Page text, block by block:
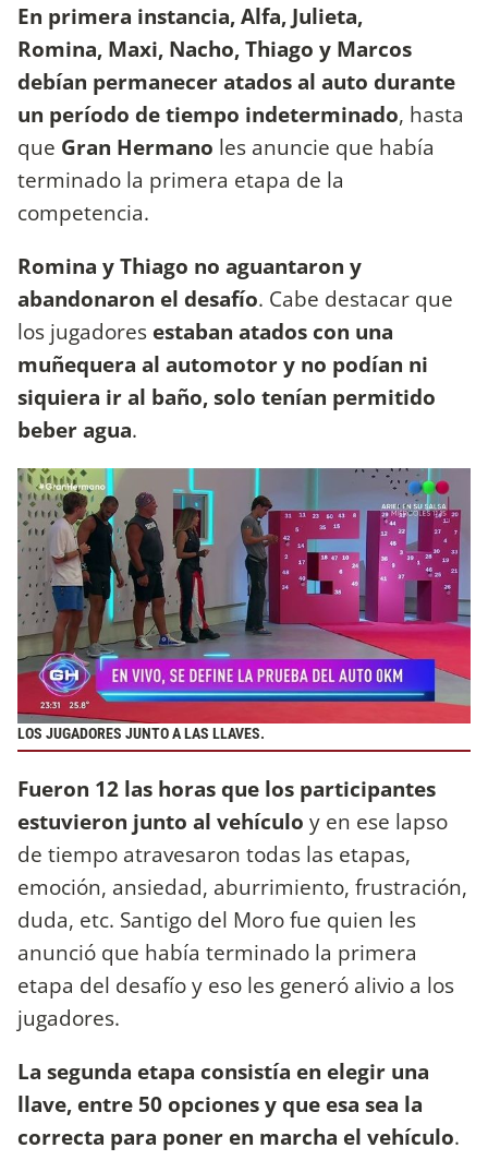
En primera instancia, Alfa, Julieta,
Romina, Maxi, Nacho, Thiago y Marcos
debían permanecer atados al auto durante
un período de tiempo indeterminado, hasta
que Gran Hermano les anuncie que había
terminado la primera etapa de la
competencia.
Romina y Thiago no aguantaron y
abandonaron el desafío. Cabe destacar que
los jugadores estaban atados con una
muñequera al automotor y no podían ni
siquiera ir al baño, solo tenían permitido
beber agua.
LOS JUGADORES JUNTO A LAS LLAVES.
Fueron 12 las horas que los participantes
estuvieron junto al vehículo y en ese lapso
de tiempo atravesaron todas las etapas,
emoción, ansiedad, aburrimiento, frustración,
duda, etc. Santigo del Moro fue quien les
anunció que había terminado la primera
etapa del desafío y eso les generó alivio a los
jugadores.
La segunda etapa consistía en elegir una
llave, entre 50 opciones y que esa sea la
correcta para poner en marcha el vehículo.